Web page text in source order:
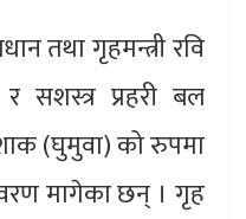
तथा गृहमन्त्री रवि
सशस्त्र प्रहरी बल
(घुमुवा) को रुपमा
मागेका छन् । गृह